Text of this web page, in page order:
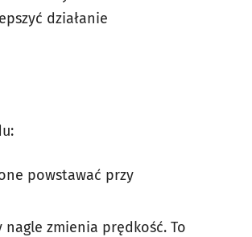
działanie
powstawać przy
zmienia prędkość. To